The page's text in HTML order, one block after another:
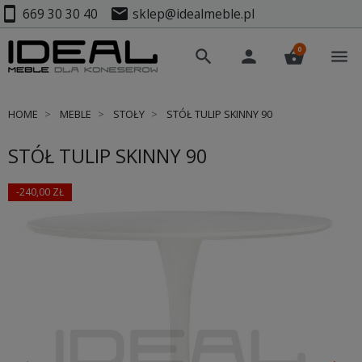
smartphone 669 30 30 40 mail sklep@idealmeble.pl
search person shopping_basket
0 menu
HOME MEBLE STOŁY STÓŁ TULIP SKINNY 90
STÓŁ TULIP SKINNY 90
-240,00 ZŁ